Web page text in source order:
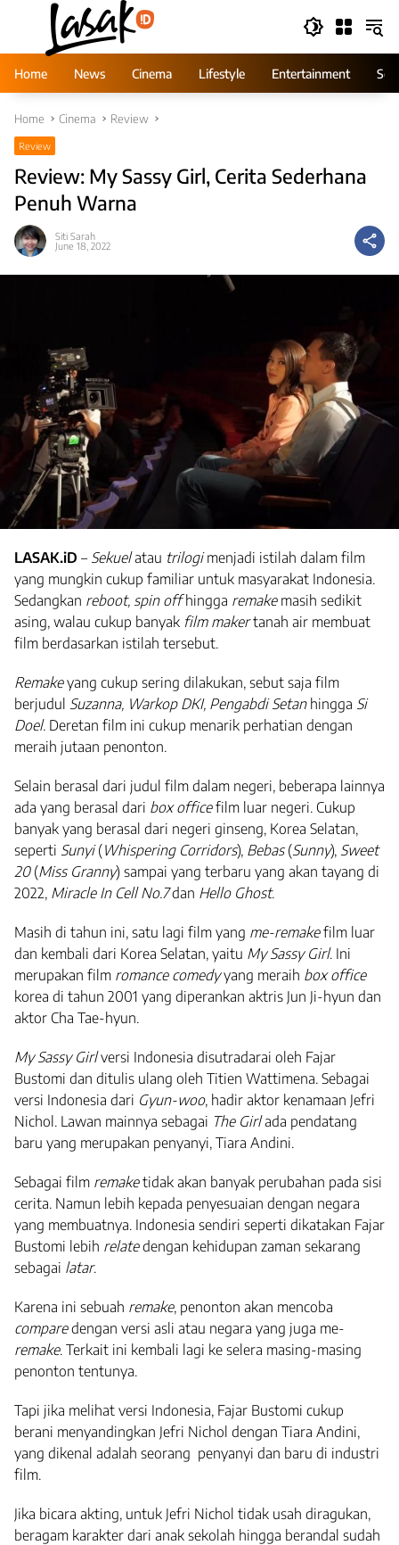
Home
News Cinema Lifestyle Entertainment
Home Cinema Review
Review
Review: My Sassy Girl, Cerita Sederhana
Penuh Warna
Siti Sarah
June 18, 2022
LASAK.iD – Sekuelatau trilogimenjadi istilah dalam film
yang mungkin cukup familiar untuk masyarakat Indonesia.
Sedangkan reboot, spin offhingga remakemasih sedikit
asing, walau cukup banyak film makertanah air membuat
film berdasarkan istilah tersebut.
Remakeyang cukup sering dilakukan, sebut saja film
berjudul Suzanna, Warkop DKI, Pengabdi Setanhingga Si
Doel. Deretan film ini cukup menarik perhatian dengan
meraih jutaan penonton.
Selain berasal dari judul film dalam negeri, beberapa lainnya
ada yang berasal dari box officefilm luar negeri. Cukup
banyak yang berasal dari negeri ginseng, Korea Selatan,
seperti Sunyi(Whispering Corridors), Bebas(Sunny), Sweet
20(Miss Granny) sampai yang terbaru yang akan tayang di
2022, Miracle In Cell No.7dan Hello Ghost.
Masih di tahun ini, satu lagi film yang me-remakefilm luar
dan kembali dari Korea Selatan, yaitu My Sassy Girl. Ini
merupakan film romance comedyyang meraih box office
korea di tahun 2001 yang diperankan aktris Jun Ji-hyun dan
aktor Cha Tae-hyun.
My Sassy Girlversi Indonesia disutradarai oleh Fajar
Bustomi dan ditulis ulang oleh Titien Wattimena. Sebagai
versi Indonesia dari Gyun-woo, hadir aktor kenamaan Jefri
Nichol. Lawan mainnya sebagai The Girlada pendatang
baru yang merupakan penyanyi, Tiara Andini.
Sebagai film remaketidak akan banyak perubahan pada sisi
cerita. Namun lebih kepada penyesuaian dengan negara
yang membuatnya. Indonesia sendiri seperti dikatakan Fajar
Bustomi lebih relatedengan kehidupan zaman sekarang
sebagai latar.
Karena ini sebuah remake, penonton akan mencoba
comparedengan versi asli atau negara yang juga me-
remake. Terkait ini kembali lagi ke selera masing-masing
penonton tentunya.
Tapi jika melihat versi Indonesia, Fajar Bustomi cukup
berani menyandingkan Jefri Nichol dengan Tiara Andini,
yang dikenal adalah seorang penyanyi dan baru di industri
film.
Jika bicara akting, untuk Jefri Nichol tidak usah diragukan,
beragam karakter dari anak sekolah hingga berandal sudah